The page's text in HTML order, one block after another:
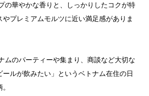
の華やかな香りと、しっかりしたコクが特
やプレミアムモルツに近い満足感がありま
ムのパーティーや集まり、商談など大切な
ールが飲みたい」というベトナム在住の日